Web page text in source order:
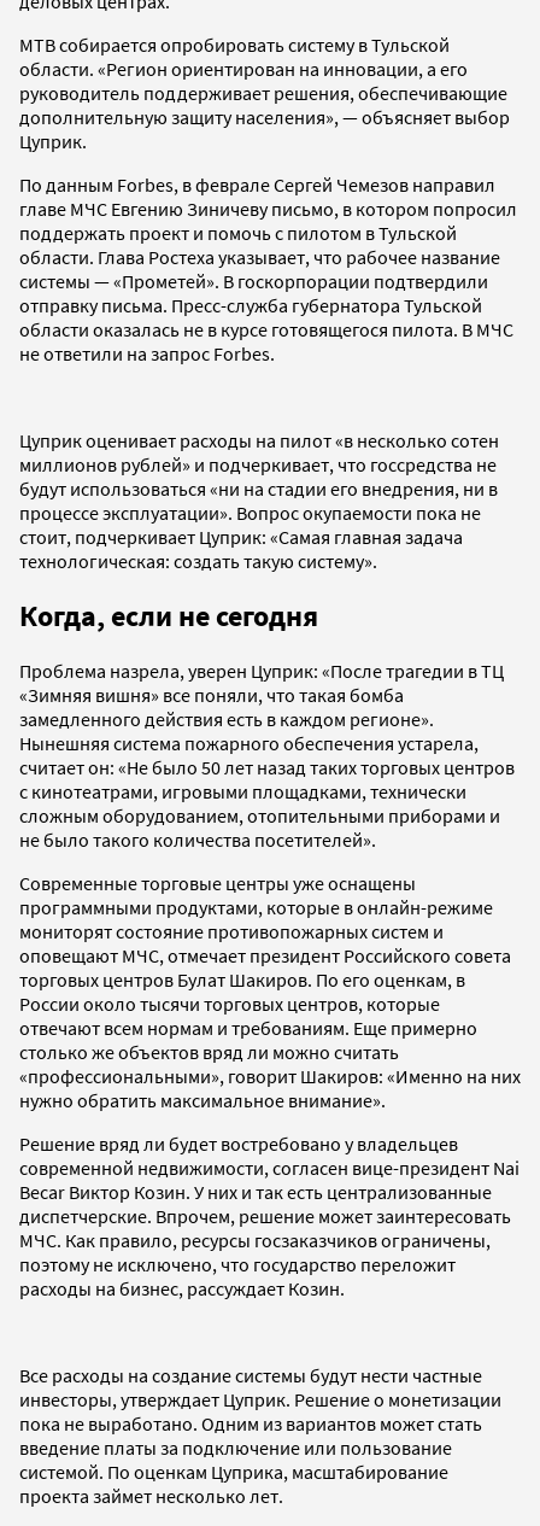
МТВ собирается опробировать систему в Тульской
области. «Регион ориентирован на инновации, а его
руководитель поддерживает решения, обеспечивающие
дополнительную защиту населения», — объясняет выбор
Цуприк.
По данным Forbes, в феврале Сергей Чемезов направил
главе МЧС Евгению Зиничеву письмо, в котором попросил
поддержать проект и помочь с пилотом в Тульской
области. Глава Ростеха указывает, что рабочее название
системы — «Прометей». В госкорпорации подтвердили
отправку письма. Пресс-служба губернатора Тульской
области оказалась не в курсе готовящегося пилота. В МЧС
не ответили на запрос Forbes.
Цуприк оценивает расходы на пилот «в несколько сотен
миллионов рублей» и подчеркивает, что госсредства не
будут использоваться «ни на стадии его внедрения, ни в
процессе эксплуатации». Вопрос окупаемости пока не
стоит, подчеркивает Цуприк: «Самая главная задача
технологическая: создать такую систему».
Когда, если не сегодня
Проблема назрела, уверен Цуприк: «После трагедии в ТЦ
«Зимняя вишня» все поняли, что такая бомба
замедленного действия есть в каждом регионе».
Нынешняя система пожарного обеспечения устарела,
считает он: «Не было 50 лет назад таких торговых центров
с кинотеатрами, игровыми площадками, технически
сложным оборудованием, отопительными приборами и
не было такого количества посетителей».
Современные торговые центры уже оснащены
программными продуктами, которые в онлайн-режиме
мониторят состояние противопожарных систем и
оповещают МЧС, отмечает президент Российского совета
торговых центров Булат Шакиров. По его оценкам, в
России около тысячи торговых центров, которые
отвечают всем нормам и требованиям. Еще примерно
столько же объектов вряд ли можно считать
«профессиональными», говорит Шакиров: «Именно на них
нужно обратить максимальное внимание».
Решение вряд ли будет востребовано у владельцев
современной недвижимости, согласен вице-президент Nai
Becar Виктор Козин. У них и так есть централизованные
диспетчерские. Впрочем, решение может заинтересовать
МЧС. Как правило, ресурсы госзаказчиков ограничены,
поэтому не исключено, что государство переложит
расходы на бизнес, рассуждает Козин.
Все расходы на создание системы будут нести частные
инвесторы, утверждает Цуприк. Решение о монетизации
пока не выработано. Одним из вариантов может стать
введение платы за подключение или пользование
системой. По оценкам Цуприка, масштабирование
проекта займет несколько лет.